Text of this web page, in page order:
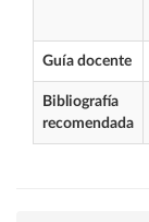
Guía docente
Bibliografía
recomendada